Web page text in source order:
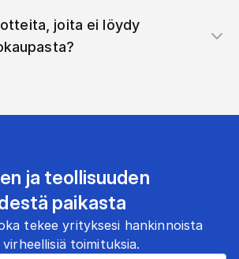
joita ei löydy
ja teollisuuden
paikasta
tekee yrityksesi hankinnoista
toimituksia.